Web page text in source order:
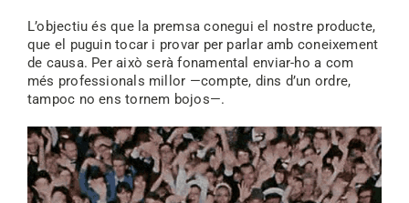
L’objectiu és que la premsa conegui el nostre producte,
que el puguin tocar i provar per parlar amb coneixement
de causa. Per això serà fonamental enviar-ho a com
més professionals millor —compte, dins d’un ordre,
tampoc no ens tornem bojos—.